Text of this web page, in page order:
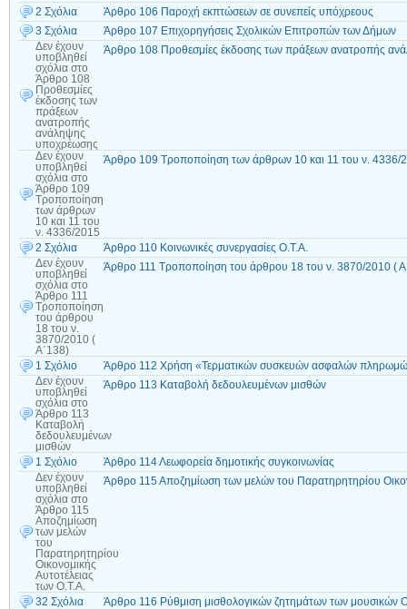
2 Σχόλια
Άρθρο 106 Παροχή εκπτώσεων σε συνεπείς υπόχρεους
3 Σχόλια
Άρθρο 107 Επιχορηγήσεις Σχολικών Επιτροπών των Δήμων
Δεν έχουν
υποβληθεί
σχόλια στο
Άρθρο 108
Προθεσμίες
έκδοσης των
πράξεων
ανατροπής
ανάληψης
υποχρέωσης
Άρθρο 108 Προθεσμίες έκδοσης των πράξεων ανατροπής
Δεν έχουν
υποβληθεί
σχόλια στο
Άρθρο 109
Τροποποίηση
των άρθρων
10 και 11 του
ν. 4336/2015
Άρθρο 109 Τροποποίηση των άρθρων 10 και 11 του ν. 4336/
2 Σχόλια
Άρθρο 110 Κοινωνικές συνεργασίες Ο.Τ.Α.
Δεν έχουν
υποβληθεί
σχόλια στο
Άρθρο 111
Τροποποίηση
του άρθρου
18 του ν.
3870/2010 (
Α΄138)
Άρθρο 111 Τροποποίηση του άρθρου 18 του ν. 3870/2010 (
1 Σχόλιο
Άρθρο 112 Χρήση «Τερματικών συσκευών ασφαλών
Δεν έχουν
υποβληθεί
σχόλια στο
Άρθρο 113
Καταβολή
δεδουλευμένων
μισθών
Άρθρο 113 Καταβολή δεδουλευμένων μισθών
1 Σχόλιο
Άρθρο 114 Λεωφορεία δημοτικής συγκοινωνίας
Δεν έχουν
υποβληθεί
σχόλια στο
Άρθρο 115
Αποζημίωση
των μελών
του
Παρατηρητηρίου
Οικονομικής
Αυτοτέλειας
των Ο.Τ.Α.
Άρθρο 115 Αποζημίωση των μελών του Παρατηρητηρίου
32 Σχόλια
Άρθρο 116 Ρύθμιση μισθολογικών ζητημάτων των μουσικών